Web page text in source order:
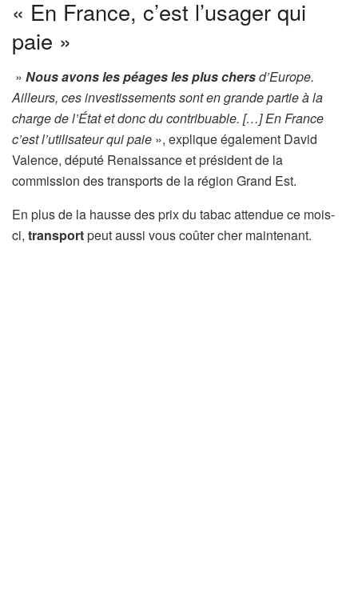
« En France, c’est l’usager qui
paie »
» Nous avons les péages les plus chersd’Europe.
Ailleurs, ces investissements sont en grande partie à la
charge de l’État et donc du contribuable. […] En France
c’est l’utilisateur qui paie », explique également David
Valence, député Renaissance et président de la
commission des transports de la région Grand Est.
En plus de la hausse des prix du tabac attendue ce mois-
ci, transportpeut aussi vous coûter cher maintenant.